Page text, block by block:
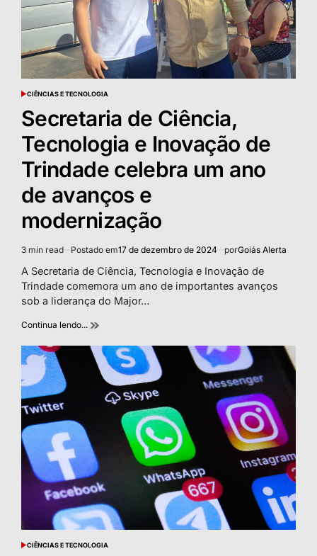
POSTED
CIÊNCIAS E TECNOLOGIA
Secretaria de Ciência,
Tecnologia e Inovação de
Trindade celebra um ano
de avanços e
modernização
Estimated
read
time
3 min read Postado em17 de dezembro de 2024 porGoiás Alerta
A Secretaria de Ciência, Tecnologia e Inovação de
Trindade comemora um ano de importantes avanços
sob a liderança do Major…
Continua lendo...
POSTED
CIÊNCIAS E TECNOLOGIA